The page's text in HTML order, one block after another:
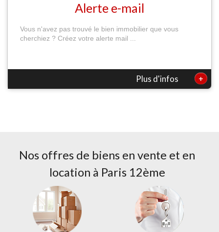
Alerte e-mail
Vous n'avez pas trouvé le bien immobilier que vous
cherchiez ? Créez votre alerte mail ...
Plus d'infos +
Nos offres de biens en vente et en
location à Paris 12ème